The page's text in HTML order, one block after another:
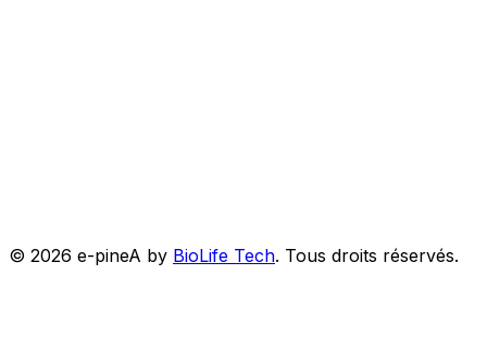
© 2026 e-pineA by BioLife Tech. Tous droits réservés.